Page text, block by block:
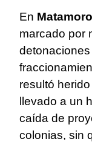
En
marcado por
resultó
llevado a un
caída de
colonias, sin